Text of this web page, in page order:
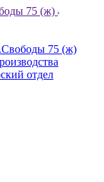
75 (ж)
75 (ж)
отдел